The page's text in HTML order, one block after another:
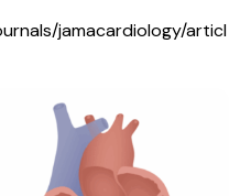
jamacardiology/articl